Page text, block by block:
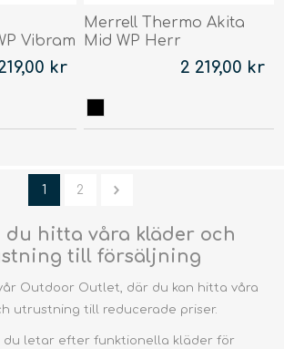
Vibram
kr
Merrell Thermo Akita
Mid WP Herr
2 219,00 kr
1 2
du hitta våra kläder och
till försäljning
Outdoor Outlet, där du kan hitta våra
utrustning till reducerade priser.
du letar efter funktionella kläder för